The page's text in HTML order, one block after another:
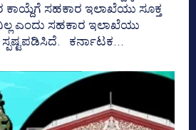
ಕಾಯ್ದೆಗೆ ಸಹಕಾರ ಇಲಾಖೆಯು ಸೂಕ್ತ
ಎಂದು ಸಹಕಾರ ಇಲಾಖೆಯು
ನಗರಾಭಿವೃದ್ದಿ ಇಲಾಖೆಗೆ ಸ್ಪಷ್ಟಪಡಿಸಿದೆ. ಕರ್ನಾಟಕ...